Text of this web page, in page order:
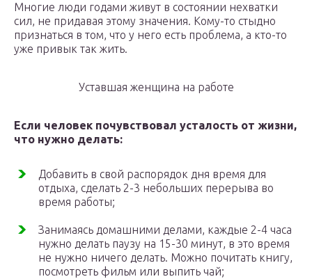
Многие люди годами живут в состоянии нехватки
сил, не придавая этому значения. Кому-то стыдно
признаться в том, что у него есть проблема, а кто-то
уже привык так жить.
Уставшая женщина на работе
Если человек почувствовал усталость от жизни,
что нужно делать:
Добавить в свой распорядок дня время для
отдыха, сделать 2-3 небольших перерыва во
время работы;
Занимаясь домашними делами, каждые 2-4 часа
нужно делать паузу на 15-30 минут, в это время
не нужно ничего делать. Можно почитать книгу,
посмотреть фильм или выпить чай;